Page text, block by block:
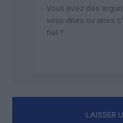
Vous avez des
vous dites ou alors
fiel ?
LAISSER